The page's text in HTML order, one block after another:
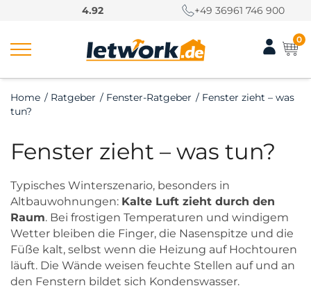
4.92 +49 36961 746 900
0
Home / Ratgeber / Fenster-Ratgeber / Fenster zieht – was
tun?
Fenster zieht – was tun?
Typisches Winterszenario, besonders in
Altbauwohnungen: Kalte Luft zieht durch den
Raum. Bei frostigen Temperaturen und windigem
Wetter bleiben die Finger, die Nasenspitze und die
Füße kalt, selbst wenn die Heizung auf Hochtouren
läuft. Die Wände weisen feuchte Stellen auf und an
den Fenstern bildet sich Kondenswasser.